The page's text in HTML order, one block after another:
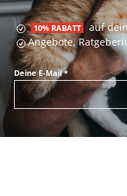
10% RABATT auf
Angebote,
Deine E-Mail*